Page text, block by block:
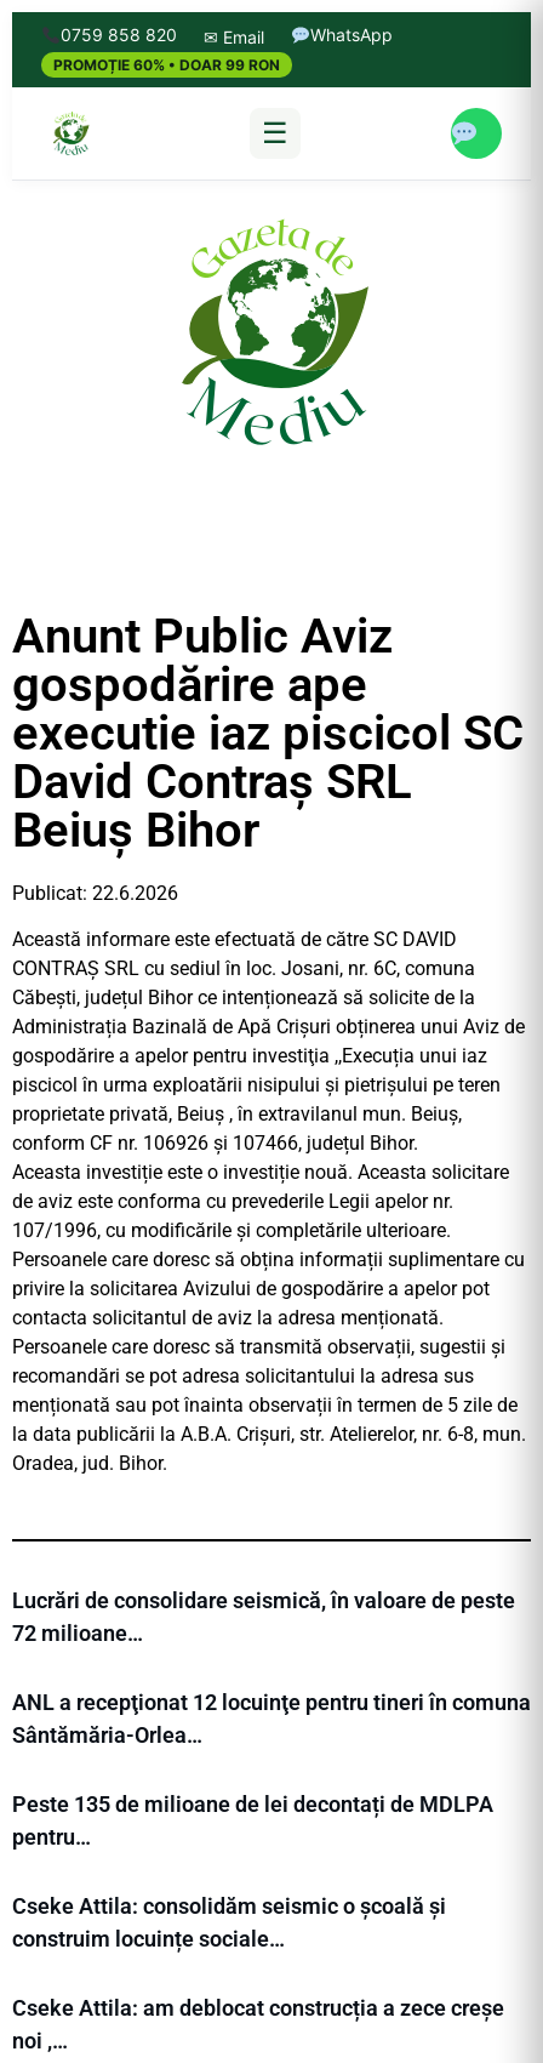
0759 858 820 ✉ Email WhatsApp
PROMOȚIE 60% • DOAR 99 RON
☰
Anunt Public Aviz
gospodărire ape
executie iaz piscicol SC
David Contraș SRL
Beiuș Bihor
Publicat: 22.6.2026
Această informare este efectuată de către SC DAVID
CONTRAȘ SRL cu sediul în loc. Josani, nr. 6C, comuna
Căbești, județul Bihor ce intenționează să solicite de la
Administrația Bazinală de Apă Crișuri obținerea unui Aviz de
gospodărire a apelor pentru investiţia ,,Execuția unui iaz
piscicol în urma exploatării nisipului și pietrișului pe teren
proprietate privată, Beiuș , în extravilanul mun. Beiuș,
conform CF nr. 106926 și 107466, județul Bihor.
Aceasta investiție este o investiție nouă. Aceasta solicitare
de aviz este conforma cu prevederile Legii apelor nr.
107/1996, cu modificările și completările ulterioare.
Persoanele care doresc să obțina informații suplimentare cu
privire la solicitarea Avizului de gospodărire a apelor pot
contacta solicitantul de aviz la adresa menționată.
Persoanele care doresc să transmită observații, sugestii și
recomandări se pot adresa solicitantului la adresa sus
menționată sau pot înainta observații în termen de 5 zile de
la data publicării la A.B.A. Crișuri, str. Atelierelor, nr. 6-8, mun.
Oradea, jud. Bihor.
Lucrări de consolidare seismică, în valoare de peste
72 milioane…
ANL a recepţionat 12 locuinţe pentru tineri în comuna
Sântămăria-Orlea…
Peste 135 de milioane de lei decontați de MDLPA
pentru…
Cseke Attila: consolidăm seismic o școală și
construim locuințe sociale…
Cseke Attila: am deblocat construcția a zece creșe
noi ,…